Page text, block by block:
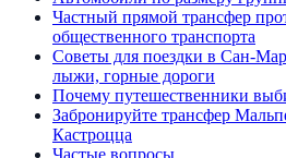
Частный прямой трансфер
общественного транспорта
Советы для поездки в Сан-
лыжи, горные дороги
Почему путешественники
Забронируйте трансфер
Кастроцца
Частые вопросы